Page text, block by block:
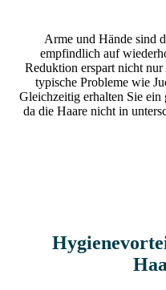
Arme und Hände sind
empfindlich auf
Reduktion erspart nicht
typische Probleme wie
Gleichzeitig erhalten Sie ein
da die Haare nicht in